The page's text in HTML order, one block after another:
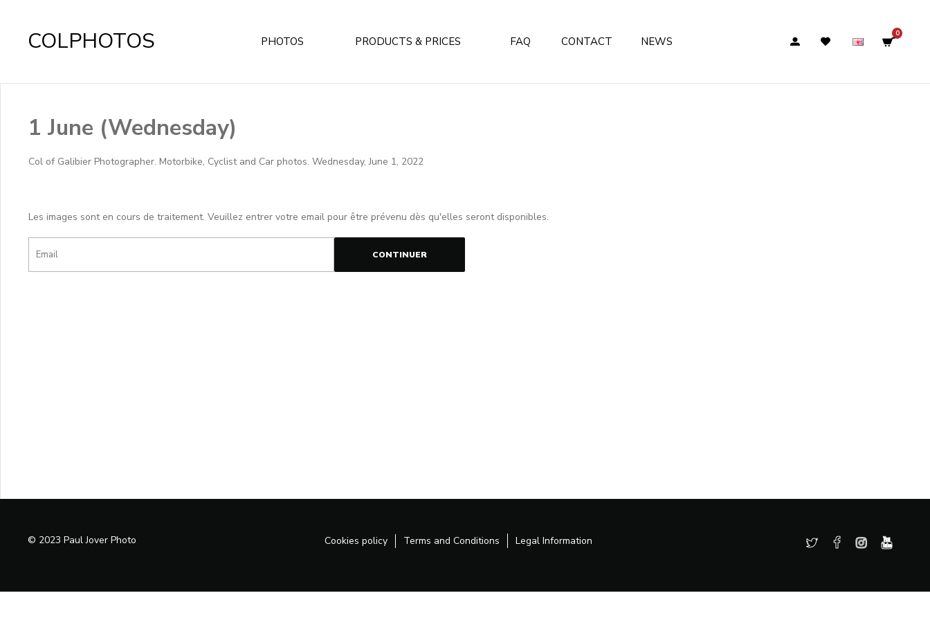
COLPHOTOS 0
PHOTOS PRODUCTS & PRICES FAQ CONTACT NEWS
1 June (Wednesday)
Col of Galibier Photographer. Motorbike, Cyclist and Car photos. Wednesday, June 1, 2022
Les images sont en cours de traitement. Veuillez entrer votre email pour être prévenu dès qu'elles seront disponibles.
CONTINUER
© 2023 Paul Jover Photo Cookies policy Terms and Conditions Legal Information